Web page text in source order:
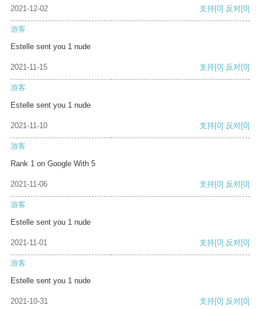
2021-12-02 支持[0] 反对[0]
游客
Estelle sent you 1 nude
2021-11-15 支持[0] 反对[0]
游客
Estelle sent you 1 nude
2021-11-10 支持[0] 反对[0]
游客
Rank 1 on Google With 5
2021-11-06 支持[0] 反对[0]
游客
Estelle sent you 1 nude
2021-11-01 支持[0] 反对[0]
游客
Estelle sent you 1 nude
2021-10-31 支持[0] 反对[0]